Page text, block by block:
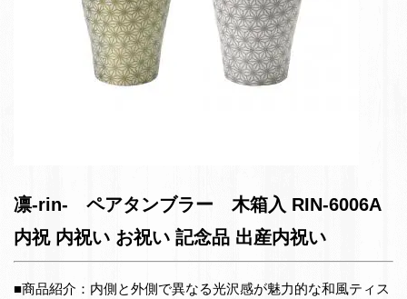
凛-rin- ペアタンブラー 木箱入 RIN-6006A
内祝 内祝い お祝い 記念品 出産内祝い
■商品紹介：内側と外側で異なる光沢感が魅力的な和風ティス